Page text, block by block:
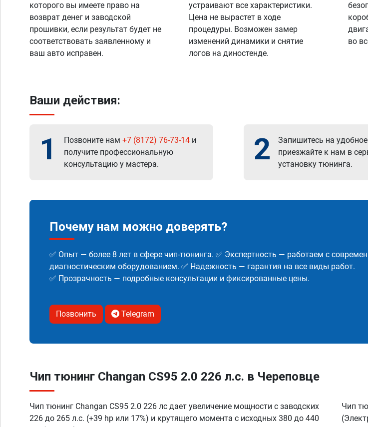
которого вы имеете право на
возврат денег и заводской
прошивки, если результат будет не
соответствовать заявленному и
ваш авто исправен.
устраивают все характеристики.
Цена не вырастет в ходе
процедуры. Возможен замер
изменений динамики и снятие
логов на диностенде.
во
Ваши действия:
1 Позвоните нам +7 (8172) 76-73-14 и
получите профессиональную
консультацию у мастера.
2
Запишитесь на
приезжайте к нам в
установку тюнинга.
Почему нам можно доверять?
✅ Опыт — более 8 лет в сфере чип-тюнинга. ✅ Экспертность — работаем с
диагностическим оборудованием. ✅ Надежность — гарантия на все виды работ.
✅ Прозрачность — подробные консультации и фиксированные цены.
Позвонить Telegram
Чип тюнинг Changan CS95 2.0 226 л.с. в Череповце
Чип тюнинг Changan CS95 2.0 226 лс дает увеличение мощности с заводских
226 до 265 л.с. (+39 hp или 17%) и крутящего момента с исходных 380 до 440
Чип